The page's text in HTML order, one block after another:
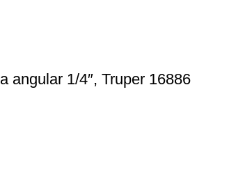
angular 1/4″, Truper 16886